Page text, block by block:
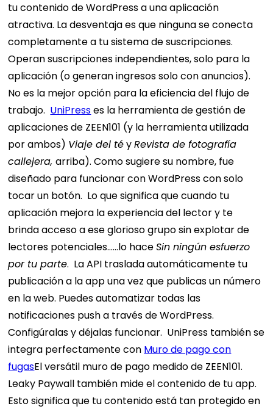
tu contenido de WordPress a una aplicación
atractiva. La desventaja es que ninguna se conecta
completamente a tu sistema de suscripciones.
Operan suscripciones independientes, solo para la
aplicación (o generan ingresos solo con anuncios).
No es la mejor opción para la eficiencia del flujo de
trabajo. UniPresses la herramienta de gestión de
aplicaciones de ZEEN101 (y la herramienta utilizada
por ambos) Viaje del téyRevista de fotografía
callejera,arriba). Como sugiere su nombre, fue
diseñado para funcionar con WordPress con solo
tocar un botón. Lo que significa que cuando tu
aplicación mejora la experiencia del lector y te
brinda acceso a ese glorioso grupo sin explotar de
lectores potenciales……lo haceSin ningún esfuerzo
por tu parte. La API traslada automáticamente tu
publicación a la app una vez que publicas un número
en la web. Puedes automatizar todas las
notificaciones push a través de WordPress.
Configúralas y déjalas funcionar. UniPress también se
integra perfectamente con Muro de pago con
fugasEl versátil muro de pago medido de ZEEN101.
Leaky Paywall también mide el contenido de tu app.
Esto significa que tu contenido está tan protegido en